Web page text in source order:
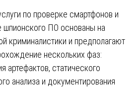
по проверке смартфонов и
шпионского ПО основаны на
криминалистики и предполагают
нескольких фаз:
артефактов, статического
анализа и документирования